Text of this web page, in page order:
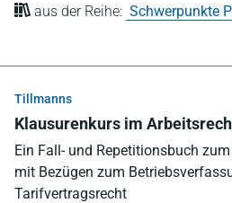
aus der Reihe: Schwerpunkte
Tillmanns
Klausurenkurs im
Ein Fall- und Repetitionsbuch
mit Bezügen zum
Tarifvertragsrecht